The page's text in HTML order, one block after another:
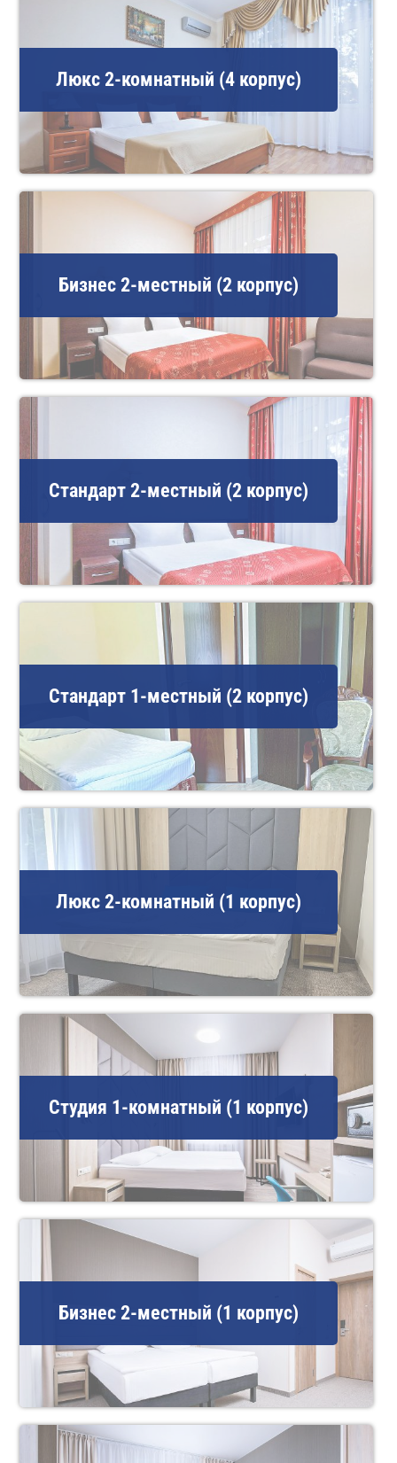
Люкс 2-комнатный (4 корпус)
Бизнес 2-местный (2 корпус)
Стандарт 2-местный (2 корпус)
Стандарт 1-местный (2 корпус)
Люкс 2-комнатный (1 корпус)
Студия 1-комнатный (1 корпус)
Бизнес 2-местный (1 корпус)